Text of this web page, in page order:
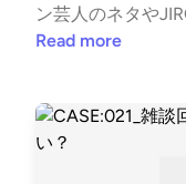
ン芸人のネタや
をした後、史上最
にナイストライ！
Read more